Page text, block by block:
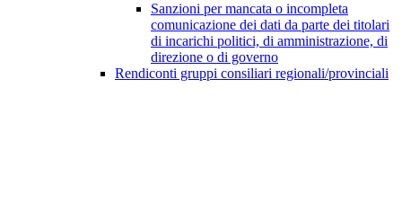
Sanzioni per mancata o incompleta
comunicazione dei dati da parte dei titolari
di incarichi politici, di amministrazione, di
direzione o di governo
Rendiconti gruppi consiliari regionali/provinciali